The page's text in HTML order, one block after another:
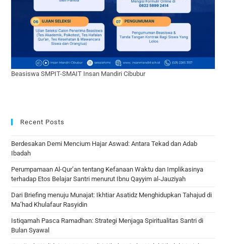
Beasiswa SMPIT-SMAIT Insan Mandiri Cibubur
Recent Posts
Berdesakan Demi Mencium Hajar Aswad: Antara Tekad dan Adab
Ibadah
Perumpamaan Al-Qur’an tentang Kefanaan Waktu dan Implikasinya
terhadap Etos Belajar Santri menurut Ibnu Qayyim al-Jauziyah
Dari Briefing menuju Munajat: Ikhtiar Asatidz Menghidupkan Tahajud di
Ma’had Khulafaur Rasyidin
Istiqamah Pasca Ramadhan: Strategi Menjaga Spiritualitas Santri di
Bulan Syawal